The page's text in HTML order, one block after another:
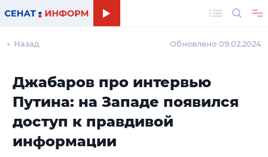
← Назад Обновлено 09.02.2024
Джабаров про интервью
Путина: на Западе появился
доступ к правдивой
информации